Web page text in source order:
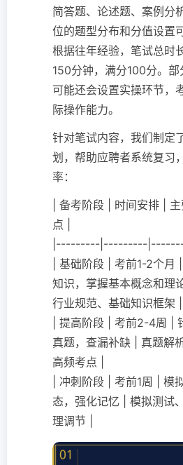
简答题、论述题、案例分
位的题型分布和分值设置
根据往年经验，笔试总时
150分钟，满分100分。
可能还会设置实操环节，
际操作能力。
针对笔试内容，我们制定
划，帮助应聘者系统复习
率：
| 备考阶段 | 时间安排 |
点 |
|---------|---------
| 基础阶段 | 考前1-2个月
知识，掌握基本概念和理
行业规范、基础知识框架 |
| 提高阶段 | 考前2-4周 |
真题，查漏补缺 | 真题解
高频考点 |
| 冲刺阶段 | 考前1周 | 模
态，强化记忆 | 模拟测试
理调节 |